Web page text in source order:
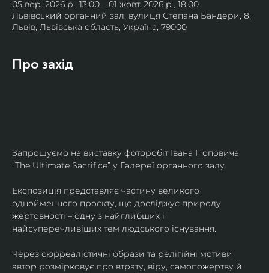
05 вер. 2026 р., 13:00 – 01 жовт. 2026 р., 18:00
Львівський органний зал, вулиця Степана Бандери, 8,
Львів, Львівська область, Україна, 79000
Про захід
Запрошуємо на виставку фоторобіт Івана Поповича
“The Ultimate Sacrifice” у Галереї органного залу.
Експозиція представляє частину великого
однойменного проєкту, що досліджує природу
жертовності – одну з найглибших і
найсуперечливіших тем людського існування.
Через сюрреалістичні образи та релігійні мотиви
автор розмірковує про втрату, віру, самопожертву й